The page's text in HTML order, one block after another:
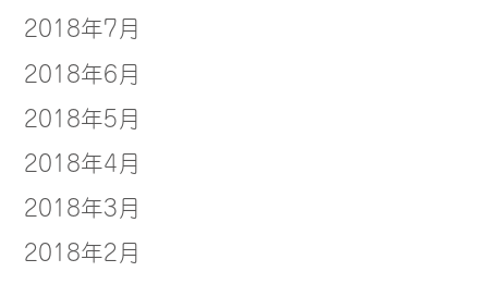
2018年7月
2018年6月
2018年5月
2018年4月
2018年3月
2018年2月